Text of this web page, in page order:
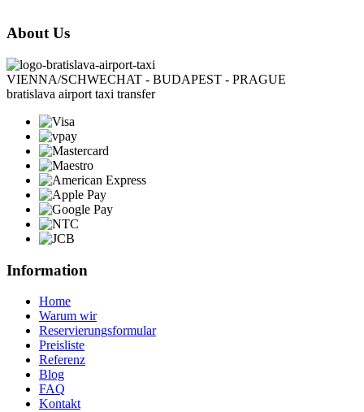
About Us
VIENNA/SCHWECHAT - BUDAPEST - PRAGUE
bratislava airport taxi transfer
Information
Home
Warum wir
Reservierungsformular
Preisliste
Referenz
Blog
FAQ
Kontakt